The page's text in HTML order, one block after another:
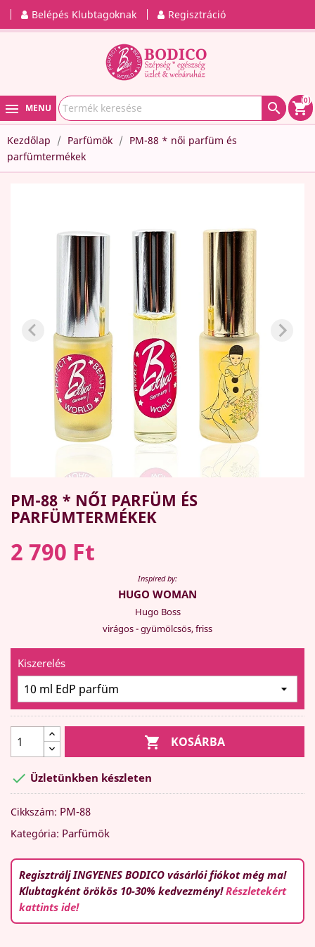
Belépés Klubtagoknak Regisztráció
MENU  shopping_cart
(0)
Kezdőlap Parfümök
PM-88 * női parfüm és
parfümtermékek
PM-88 * NŐI PARFÜM ÉS
PARFÜMTERMÉKEK
2 790 Ft
Inspired by:
HUGO WOMAN
Hugo Boss
virágos - gyümölcsös, friss
Kiszerelés
 KOSÁRBA
 Üzletünkben készleten
Cikkszám: PM-88
Kategória: Parfümök
Regisztrálj INGYENES BODICO vásárlói fiókot még ma!
Klubtagként örökös 10-30% kedvezmény!Részletekért
kattints ide!